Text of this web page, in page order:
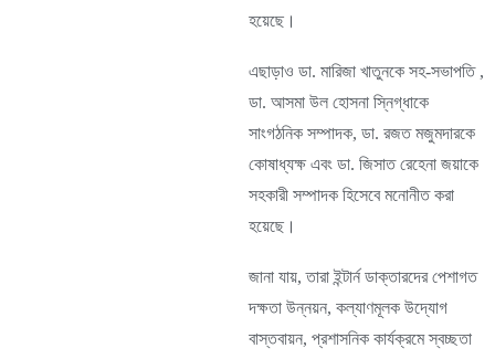
হয়েছে।
এছাড়াও ডা. মারিজা খাতুনকে সহ-সভাপতি ,
ডা. আসমা উল হোসনা স্নিগ্ধাকে
সাংগঠনিক সম্পাদক, ডা. রজত মজুমদারকে
কোষাধ্যক্ষ এবং ডা. জিসাত রেহেনা জয়াকে
সহকারী সম্পাদক হিসেবে মনোনীত করা
হয়েছে।
জানা যায়, তারা ইন্টার্ন ডাক্তারদের পেশাগত
দক্ষতা উন্নয়ন, কল্যাণমূলক উদ্যোগ
বাস্তবায়ন, প্রশাসনিক কার্যক্রমে স্বচ্ছতা